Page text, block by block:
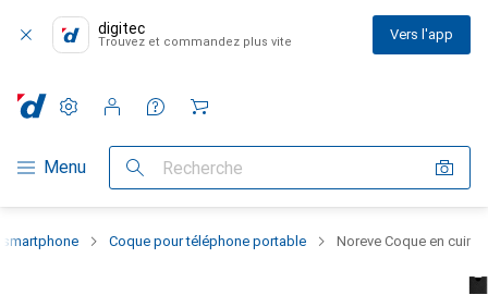
digitec
Trouvez et commandez plus vite Vers l'app
Navigation par catégorie
Menu Recherche
Paramètres
Compte client
Listes de comparaison
Listes d'envies
Panier
Coque pour téléphone portable Noreve Coque en cuir